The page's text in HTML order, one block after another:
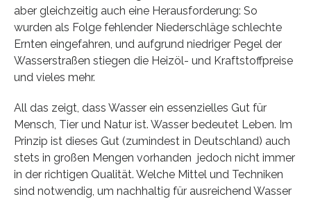
aber gleichzeitig auch eine Herausforderung: So
wurden als Folge fehlender Niederschläge schlechte
Ernten eingefahren, und aufgrund niedriger Pegel der
Wasserstraßen stiegen die Heizöl- und Kraftstoffpreise
und vieles mehr.
All das zeigt, dass Wasser ein essenzielles Gut für
Mensch, Tier und Natur ist. Wasser bedeutet Leben. Im
Prinzip ist dieses Gut (zumindest in Deutschland) auch
stets in großen Mengen vorhanden ­ jedoch nicht immer
in der richtigen Qualität. Welche Mittel und Techniken
sind notwendig, um nachhaltig für ausreichend Wasser